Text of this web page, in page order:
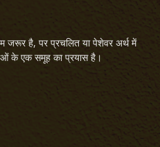
जरूर है, पर प्रचलित या पेशेवर अर्थ में
के एक समूह का प्रयास है।